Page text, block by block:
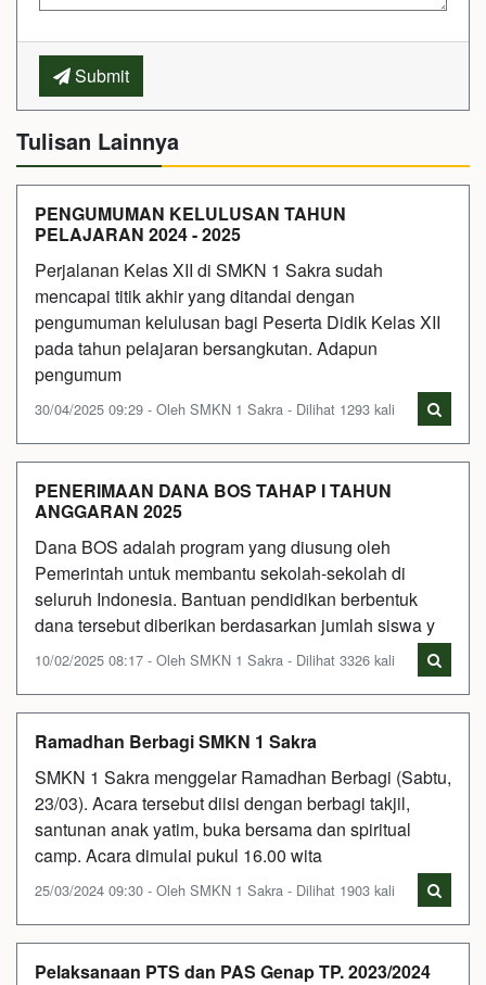
Submit
Tulisan Lainnya
PENGUMUMAN KELULUSAN TAHUN
PELAJARAN 2024 - 2025
Perjalanan Kelas XII di SMKN 1 Sakra sudah
mencapai titik akhir yang ditandai dengan
pengumuman kelulusan bagi Peserta Didik Kelas XII
pada tahun pelajaran bersangkutan. Adapun
pengumum
30/04/2025 09:29 - Oleh SMKN 1 Sakra - Dilihat 1293 kali
PENERIMAAN DANA BOS TAHAP I TAHUN
ANGGARAN 2025
Dana BOS adalah program yang diusung oleh
Pemerintah untuk membantu sekolah-sekolah di
seluruh Indonesia. Bantuan pendidikan berbentuk
dana tersebut diberikan berdasarkan jumlah siswa y
10/02/2025 08:17 - Oleh SMKN 1 Sakra - Dilihat 3326 kali
Ramadhan Berbagi SMKN 1 Sakra
SMKN 1 Sakra menggelar Ramadhan Berbagi (Sabtu,
23/03). Acara tersebut diisi dengan berbagi takjil,
santunan anak yatim, buka bersama dan spiritual
camp. Acara dimulai pukul 16.00 wita
25/03/2024 09:30 - Oleh SMKN 1 Sakra - Dilihat 1903 kali
Pelaksanaan PTS dan PAS Genap TP. 2023/2024